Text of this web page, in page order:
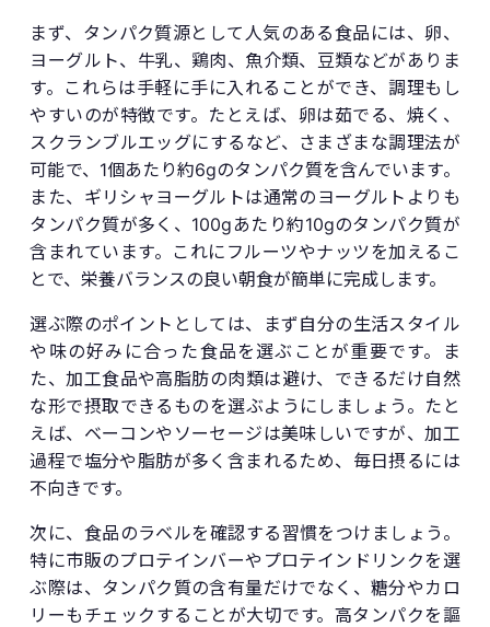
まず、タンパク質源として人気のある食品には、卵、
ヨーグルト、牛乳、鶏肉、魚介類、豆類などがありま
す。これらは手軽に手に入れることができ、調理もし
やすいのが特徴です。たとえば、卵は茹でる、焼く、
スクランブルエッグにするなど、さまざまな調理法が
可能で、1個あたり約6gのタンパク質を含んでいます。
また、ギリシャヨーグルトは通常のヨーグルトよりも
タンパク質が多く、100gあたり約10gのタンパク質が
含まれています。これにフルーツやナッツを加えるこ
とで、栄養バランスの良い朝食が簡単に完成します。
選ぶ際のポイントとしては、まず自分の生活スタイル
や味の好みに合った食品を選ぶことが重要です。ま
た、加工食品や高脂肪の肉類は避け、できるだけ自然
な形で摂取できるものを選ぶようにしましょう。たと
えば、ベーコンやソーセージは美味しいですが、加工
過程で塩分や脂肪が多く含まれるため、毎日摂るには
不向きです。
次に、食品のラベルを確認する習慣をつけましょう。
特に市販のプロテインバーやプロテインドリンクを選
ぶ際は、タンパク質の含有量だけでなく、糖分やカロ
リーもチェックすることが大切です。高タンパクを謳